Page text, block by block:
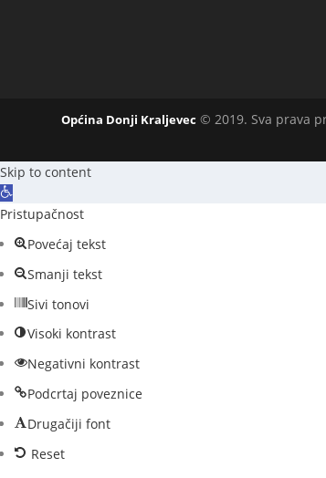
Općina Donji Kraljevec © 2019. Sva prava
Skip to content
O
p
t
l
b
Pristupačnost
Povećaj tekst
Smanji tekst
Sivi tonovi
Visoki kontrast
Negativni kontrast
Podcrtaj poveznice
Drugačiji font
Reset